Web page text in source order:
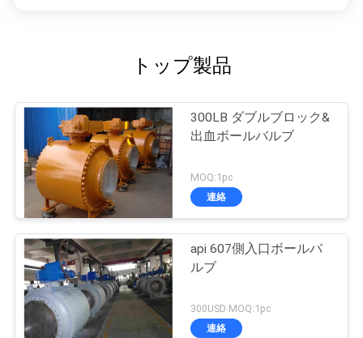
トップ製品
300LB ダブルブロック&
出血ボールバルブ
MOQ:1pc
連絡
api 607側入口ボールバ
ルブ
300USD MOQ:1pc
連絡